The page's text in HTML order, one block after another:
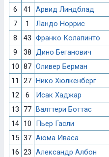
6
41 Арвид Линдблад
7
1 Ландо Норрис
8
43 Франко Колапинто
9
38 Дино Беганович
10 87 Оливер Берман
11
27 Нико Хюлкенберг
12
6 Исак Хаджар
13
77 Валттери Боттас
14 10 Пьер Гасли
15 37 Аюма Иваса
16 23 Александр Албон